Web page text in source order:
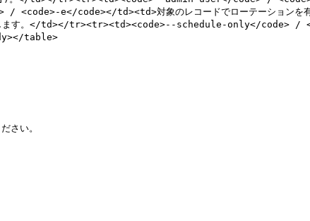
<code>-e</code></td><td>対象のレコードでローテーショ
します。</td></tr><tr><td><code>--schedule-only</code> /
table>
さい。